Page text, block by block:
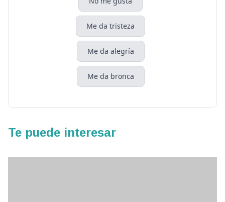
Me da tristeza
Me da alegría
Me da bronca
Te puede interesar